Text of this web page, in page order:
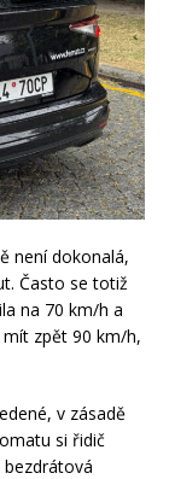
není dokonalá,
Často se totiž
na 70 km/h a
zpět 90 km/h,
v zásadě
si řidič